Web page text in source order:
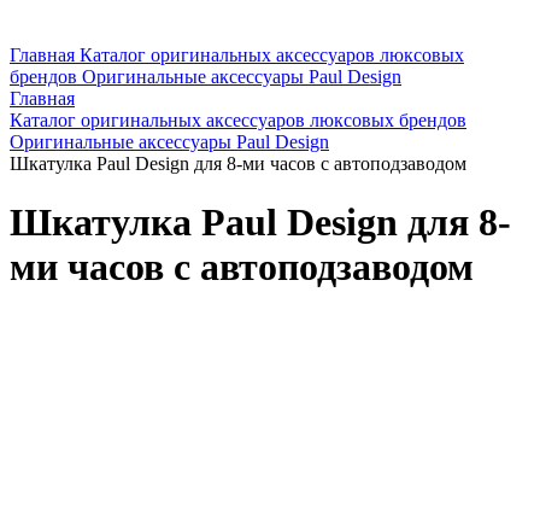
Главная Каталог оригинальных аксессуаров люксовых
брендов Оригинальные аксессуары Paul Design
Главная
Каталог оригинальных аксессуаров люксовых брендов
Оригинальные аксессуары Paul Design
Шкатулка Paul Design для 8-ми часов с автоподзаводом
Шкатулка Paul Design для 8-
ми часов с автоподзаводом